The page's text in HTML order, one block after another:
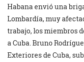
Habana envió una
Lombardía, muy
trabajo, los miembros
a Cuba. Bruno
Exteriores de Cuba,